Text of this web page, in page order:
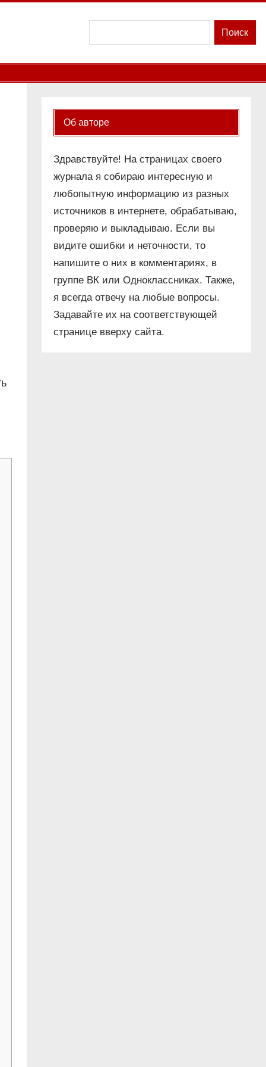
Поиск
Об авторе
Здравствуйте! На страницах своего
журнала я собираю интересную и
любопытную информацию из разных
источников в интернете, обрабатываю,
проверяю и выкладываю. Если вы
видите ошибки и неточности, то
напишите о них в комментариях, в
группе ВК или Одноклассниках. Также,
я всегда отвечу на любые вопросы.
Задавайте их на соответствующей
странице вверху сайта.